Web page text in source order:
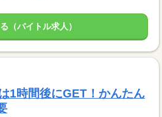
（バイトル求人）
1時間後にGET！かんたん